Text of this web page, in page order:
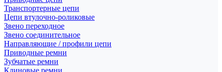
Транспортерные цепи
Цепи втулочно-роликовые
Звено переходное
Звено соединительное
Направляющие / профили цепи
Приводные ремни
Зубчатые ремни
Клиновые ремни